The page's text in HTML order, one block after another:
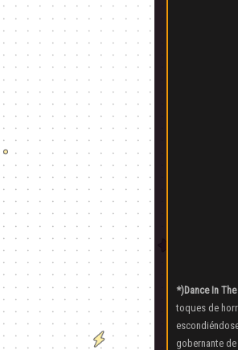
*)Dance In
toques de
gobernante